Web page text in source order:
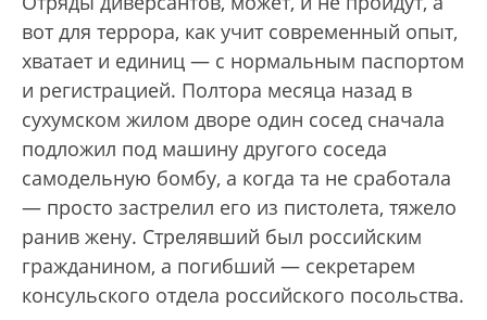
вот для террора, как учит современный опыт,
хватает и единиц — с нормальным паспортом
и регистрацией. Полтора месяца назад в
сухумском жилом дворе один сосед сначала
подложил под машину другого соседа
самодельную бомбу, а когда та не сработала
— просто застрелил его из пистолета, тяжело
ранив жену. Стрелявший был российским
гражданином, а погибший — секретарем
консульского отдела российского посольства.